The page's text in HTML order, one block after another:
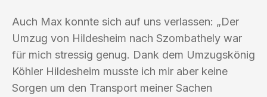
Auch Max konnte sich auf uns verlassen: „Der
Umzug von Hildesheim nach Szombathely war
für mich stressig genug. Dank dem Umzugskönig
Köhler Hildesheim musste ich mir aber keine
Sorgen um den Transport meiner Sachen